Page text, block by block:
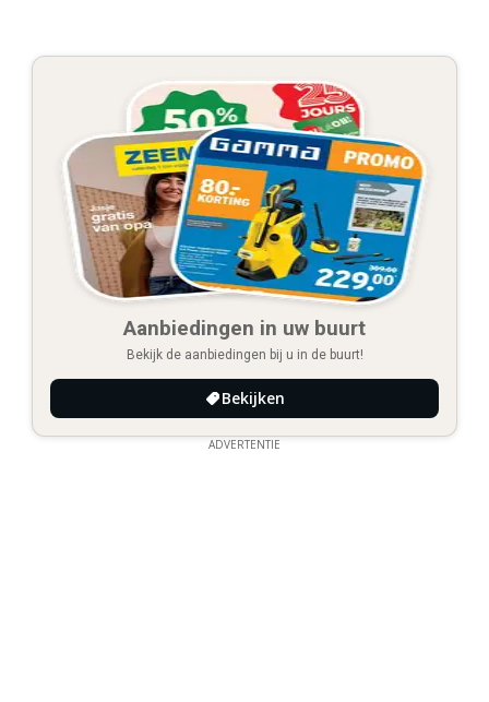
Aanbiedingen in uw buurt
Bekijk de aanbiedingen bij u in de buurt!
Bekijken
ADVERTENTIE